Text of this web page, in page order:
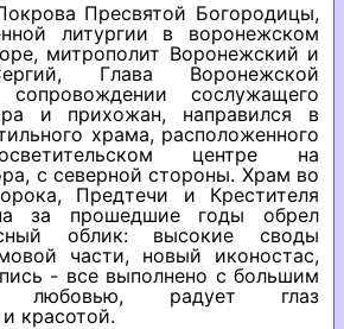
Пресвятой Богородицы,
литургии в воронежском
митрополит Воронежский и
Глава Воронежской
сослужащего
и прихожан, направился в
храма, расположенного
центре на
с северной стороны. Храм во
Предтечи и Крестителя
за прошедшие годы обрел
облик: высокие своды
части, новый иконостас,
- все выполнено с большим
радует глаз
красотой.